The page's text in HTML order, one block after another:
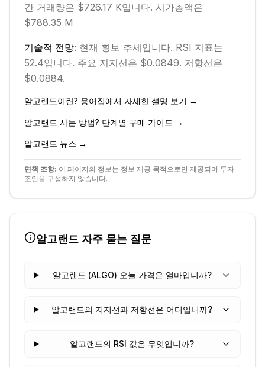
간 거래량은 $726.17 K입니다. 시가총액은
$788.35 M
기술적 전망: 현재 횡보 추세입니다. RSI 지표는
52.4입니다. 주요 지지선은 $0.0849. 저항선은
$0.0884.
알고랜드이란? 용어집에서 자세한 설명 보기 →
알고랜드 사는 방법? 단계별 구매 가이드 →
알고랜드 뉴스 →
면책 조항: 이 페이지의 정보는 정보 제공 목적으로만 제공되며 투자
조언을 구성하지 않습니다.
알고랜드 자주 묻는 질문
알고랜드 (ALGO) 오늘 가격은 얼마입니까?
알고랜드의 지지선과 저항선은 어디입니까?
알고랜드의 RSI 값은 무엇입니까?